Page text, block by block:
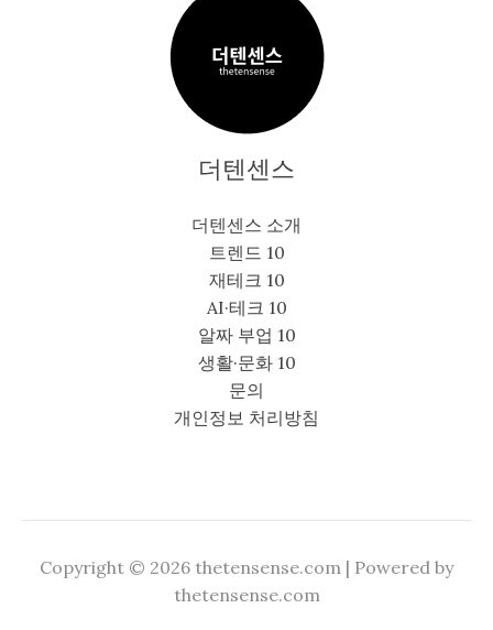
더텐센스
더텐센스 소개
트렌드 10
재테크 10
AI·테크 10
알짜 부업 10
생활·문화 10
문의
개인정보 처리방침
Copyright © 2026 thetensense.com | Powered by
thetensense.com